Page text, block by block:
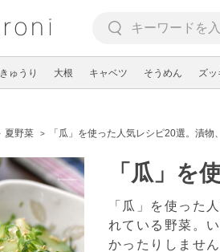
きゅうり 大根 キャベツ そうめん ズッ
夏野菜 「瓜」を使った人気レシピ20選。 漬物
「瓜」を
「瓜」を使った
れている野菜。
かったりしませ